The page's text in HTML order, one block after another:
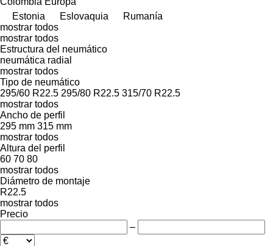
Estonia
Eslovaquia
Rumanía
mostrar todos
mostrar todos
Estructura del neumático
neumática radial
mostrar todos
Tipo de neumático
295/60 R22.5 295/80 R22.5 315/70 R22.5
mostrar todos
Ancho de perfil
295 mm 315 mm
mostrar todos
Altura del perfil
60 70 80
mostrar todos
Diámetro de montaje
R22.5
mostrar todos
Precio
–